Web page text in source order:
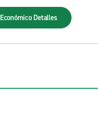
Económico Detalles